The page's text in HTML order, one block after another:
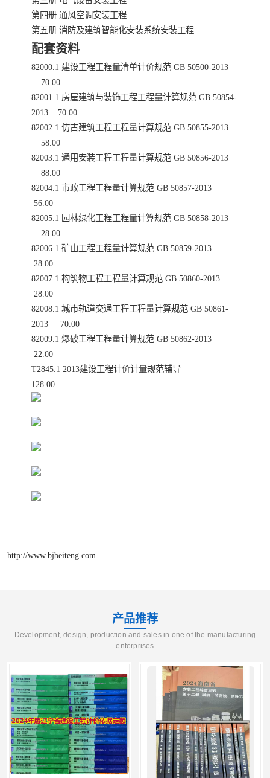
第四册 通风空调安装工程
第五册 消防及建筑智能化安装系统安装工程
配套资料
82000.1 建设工程工程量清单计价规范 GB 50500-2013
70.00
82001.1 房屋建筑与装饰工程工程量计算规范 GB 50854-
2013 70.00
82002.1 仿古建筑工程工程量计算规范 GB 50855-2013
58.00
82003.1 通用安装工程工程量计算规范 GB 50856-2013
88.00
82004.1 市政工程工程量计算规范 GB 50857-2013
56.00
82005.1 园林绿化工程工程量计算规范 GB 50858-2013
28.00
82006.1 矿山工程工程量计算规范 GB 50859-2013
28.00
82007.1 构筑物工程工程量计算规范 GB 50860-2013
28.00
82008.1 城市轨道交通工程工程量计算规范 GB 50861-
2013 70.00
82009.1 爆破工程工程量计算规范 GB 50862-2013
22.00
T2845.1 2013建设工程计价计量规范辅导
128.00
http://www.bjbeiteng.com
产品推荐
Development, design, production and sales in one of the manufacturing
enterprises